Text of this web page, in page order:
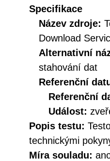
Specifikace
Název zdroje:
Download
Alternativní
stahování dat
Referenční
Referenční
Událost:
Popis testu:
technickými
Míra souladu: